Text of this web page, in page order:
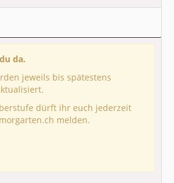
da.
jeweils bis spätestens
dürft ihr euch jederzeit
melden.